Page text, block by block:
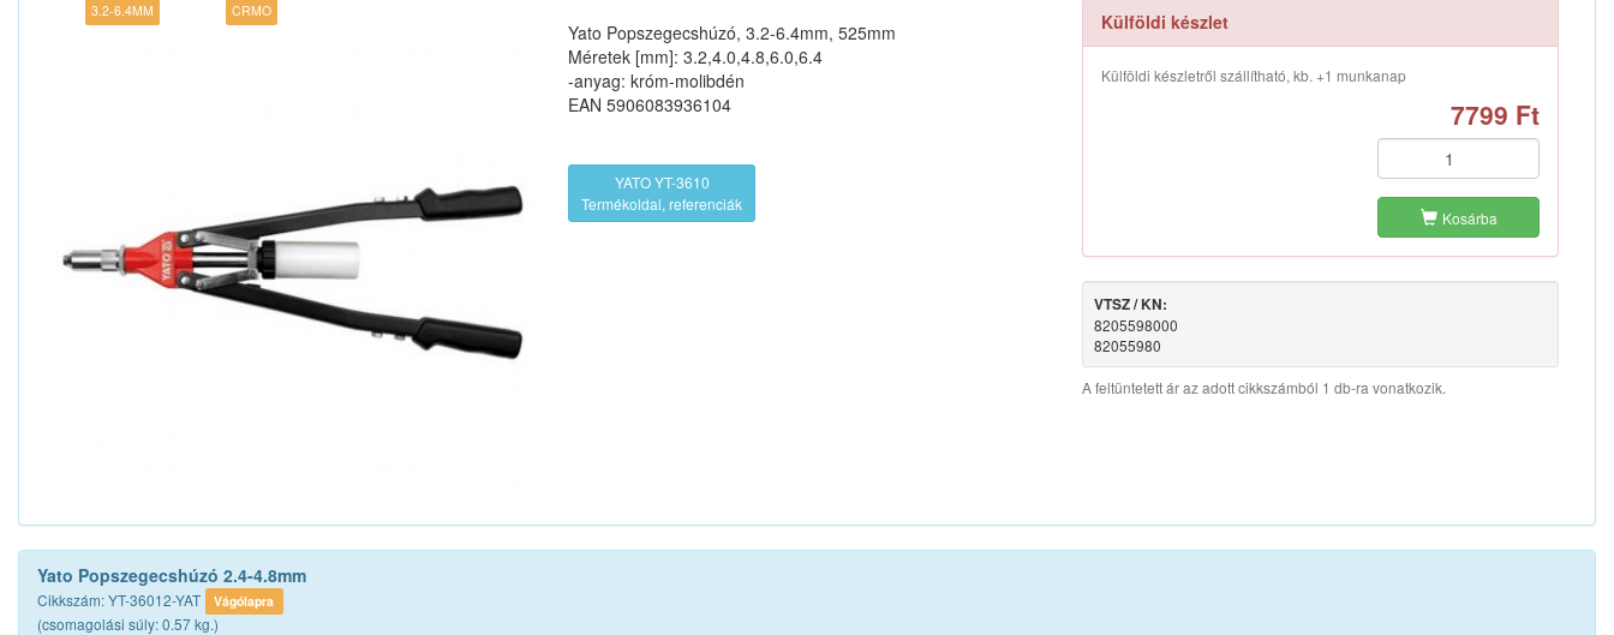
3.2-6.4MM CRMO
Yato Popszegecshúzó, 3.2-6.4mm, 525mm
Méretek [mm]: 3.2,4.0,4.8,6.0,6.4
-anyag: króm-molibdén
EAN 5906083936104
YATO YT-3610
Termékoldal, referenciák
Külföldi készlet
Külföldi készletről szállítható, kb. +1 munkanap
7799 Ft
Kosárba
VTSZ / KN:
8205598000
82055980
A feltüntetett ár az adott cikkszámból 1 db-ra vonatkozik.
Yato Popszegecshúzó 2.4-4.8mm
Cikkszám: YT-36012-YAT Vágólapra
(csomagolási súly: 0.57 kg.)